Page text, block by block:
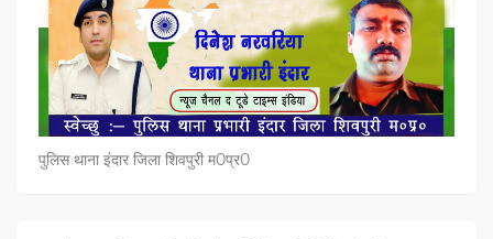
पुलिस थाना इंदार जिला शिवपुरी म0प्र0